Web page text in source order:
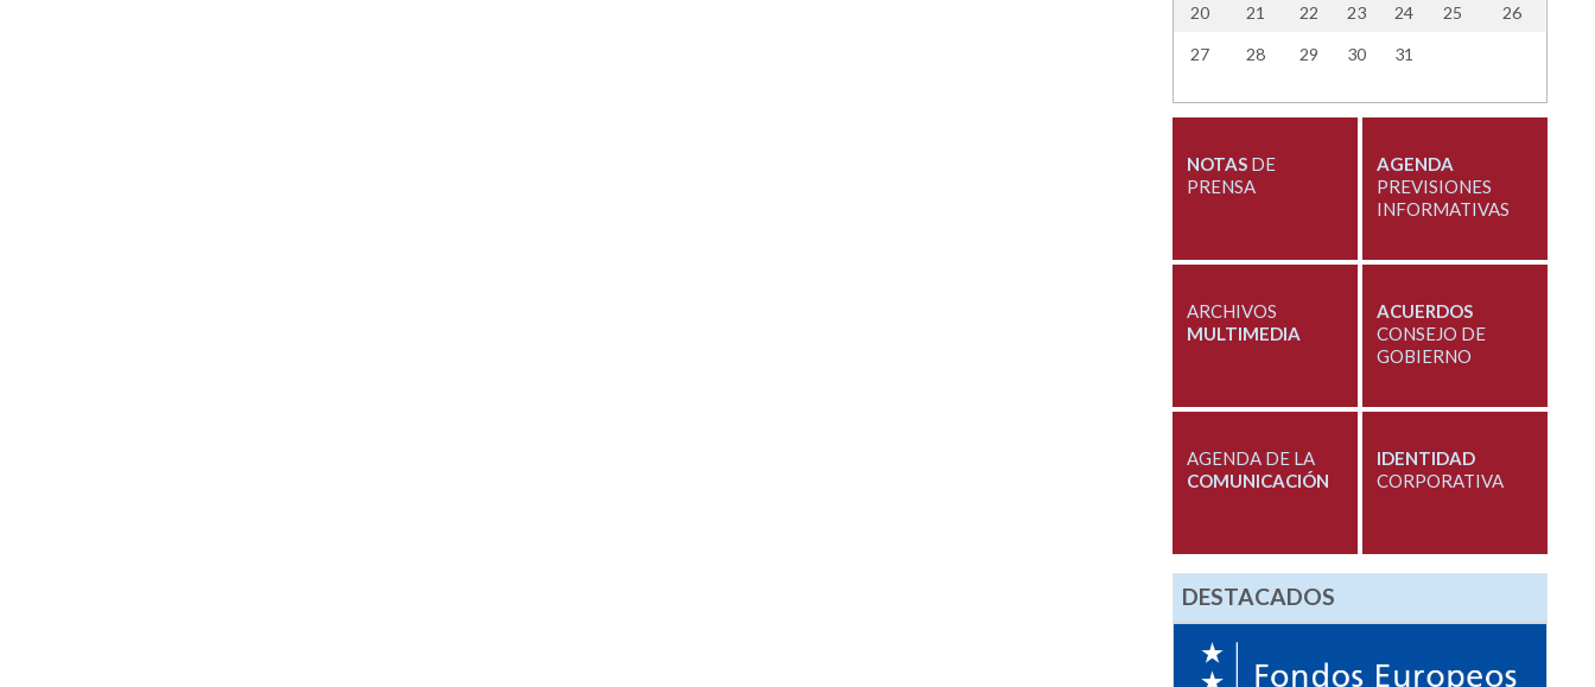
20 21 22 23 24 25 26
27 28 29 30 31
NOTASDE
PRENSA
AGENDA
PREVISIONES
INFORMATIVAS
ARCHIVOS
MULTIMEDIA
ACUERDOS
CONSEJO DE
GOBIERNO
AGENDA DE LA
COMUNICACIÓN
IDENTIDAD
CORPORATIVA
DESTACADOS